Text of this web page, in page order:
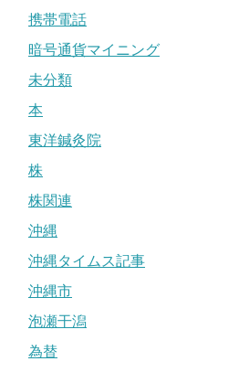
携帯電話
暗号通貨マイニング
未分類
本
東洋鍼灸院
株
株関連
沖縄
沖縄タイムス記事
沖縄市
泡瀬干潟
為替